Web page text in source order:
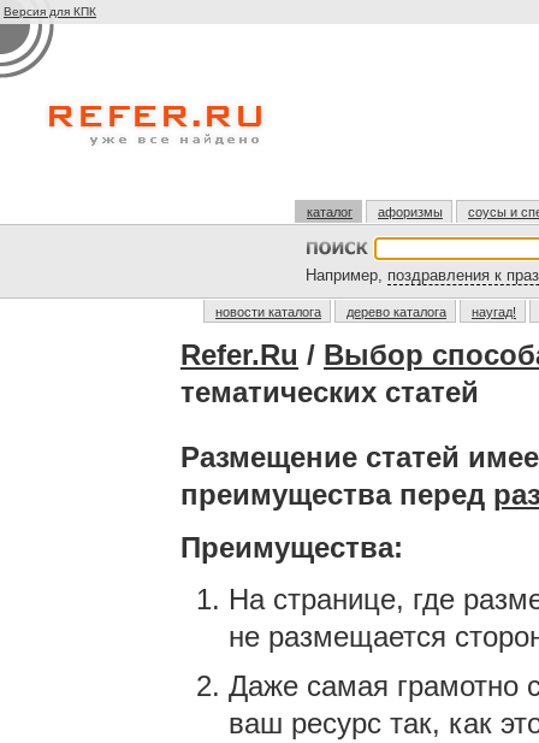
Версия для КПК
каталог афоризмы соусы и
Например, поздравления к
новости каталога дерево каталога наугад!
Refer.Ru / Выбор
тематических статей
Размещение статей
преимущества перед
Преимущества:
На странице, где
не размещается
Даже самая грамотно
ваш ресурс так, как